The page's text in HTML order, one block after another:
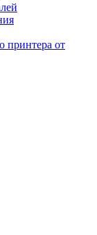
принтера от